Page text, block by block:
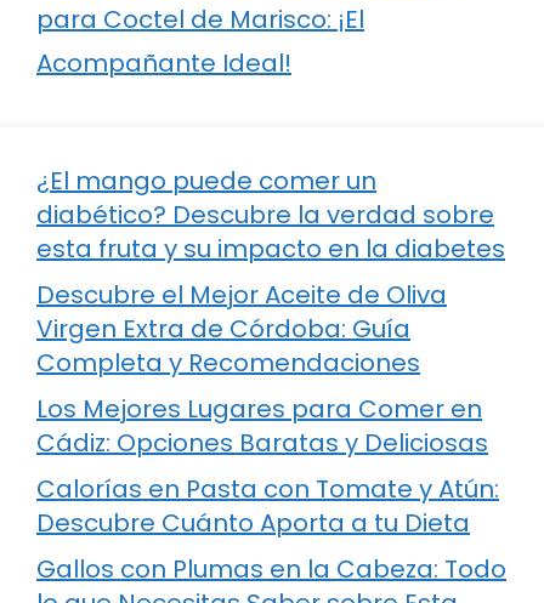
para Coctel de Marisco: ¡El
Acompañante Ideal!
¿El mango puede comer un
diabético? Descubre la verdad sobre
esta fruta y su impacto en la diabetes
Descubre el Mejor Aceite de Oliva
Virgen Extra de Córdoba: Guía
Completa y Recomendaciones
Los Mejores Lugares para Comer en
Cádiz: Opciones Baratas y Deliciosas
Calorías en Pasta con Tomate y Atún:
Descubre Cuánto Aporta a tu Dieta
Gallos con Plumas en la Cabeza: Todo